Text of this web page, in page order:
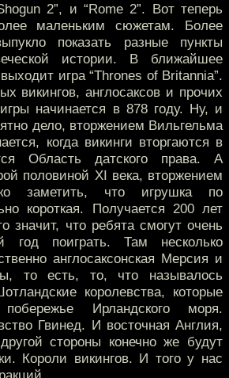
2”, и “Rome 2”. Вот теперь
маленьким сюжетам. Более
показать разные пункты
истории. В ближайшее
игра “Thrones of Britannia”.
викингов, англосаксов и прочих
начинается в 878 году. Ну, и
дело, вторжением Вильгельма
когда викинги вторгаются в
Область датского права. А
половиной XI века, вторжением
заметить, что игрушка по
короткая. Получается 200 лет
значит, что ребята смогут очень
год поиграть. Там несколько
англосаксонская Мерсия и
то есть, то, что называлось
королевства, которые
Ирландского моря.
Гвинед. И восточная Англия,
стороны конечно же будут
Короли викингов. И того у нас